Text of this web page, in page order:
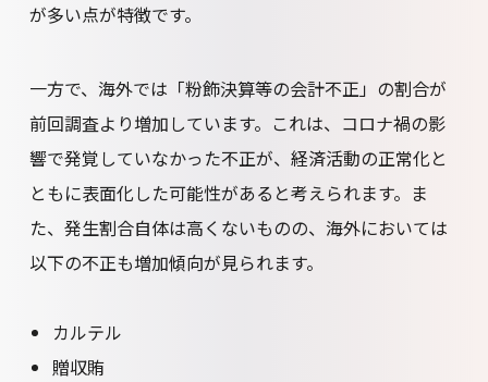
が多い点が特徴です。
一方で、海外では「粉飾決算等の会計不正」の割合が
前回調査より増加しています。これは、コロナ禍の影
響で発覚していなかった不正が、経済活動の正常化と
ともに表面化した可能性があると考えられます。ま
た、発生割合自体は高くないものの、海外においては
以下の不正も増加傾向が見られます。
カルテル
贈収賄